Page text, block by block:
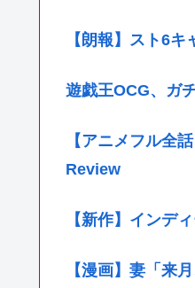
【朗報】スト6
遊戯王OCG、ガ
【アニメフル全
Review
【新作】インデ
【漫画】妻「来